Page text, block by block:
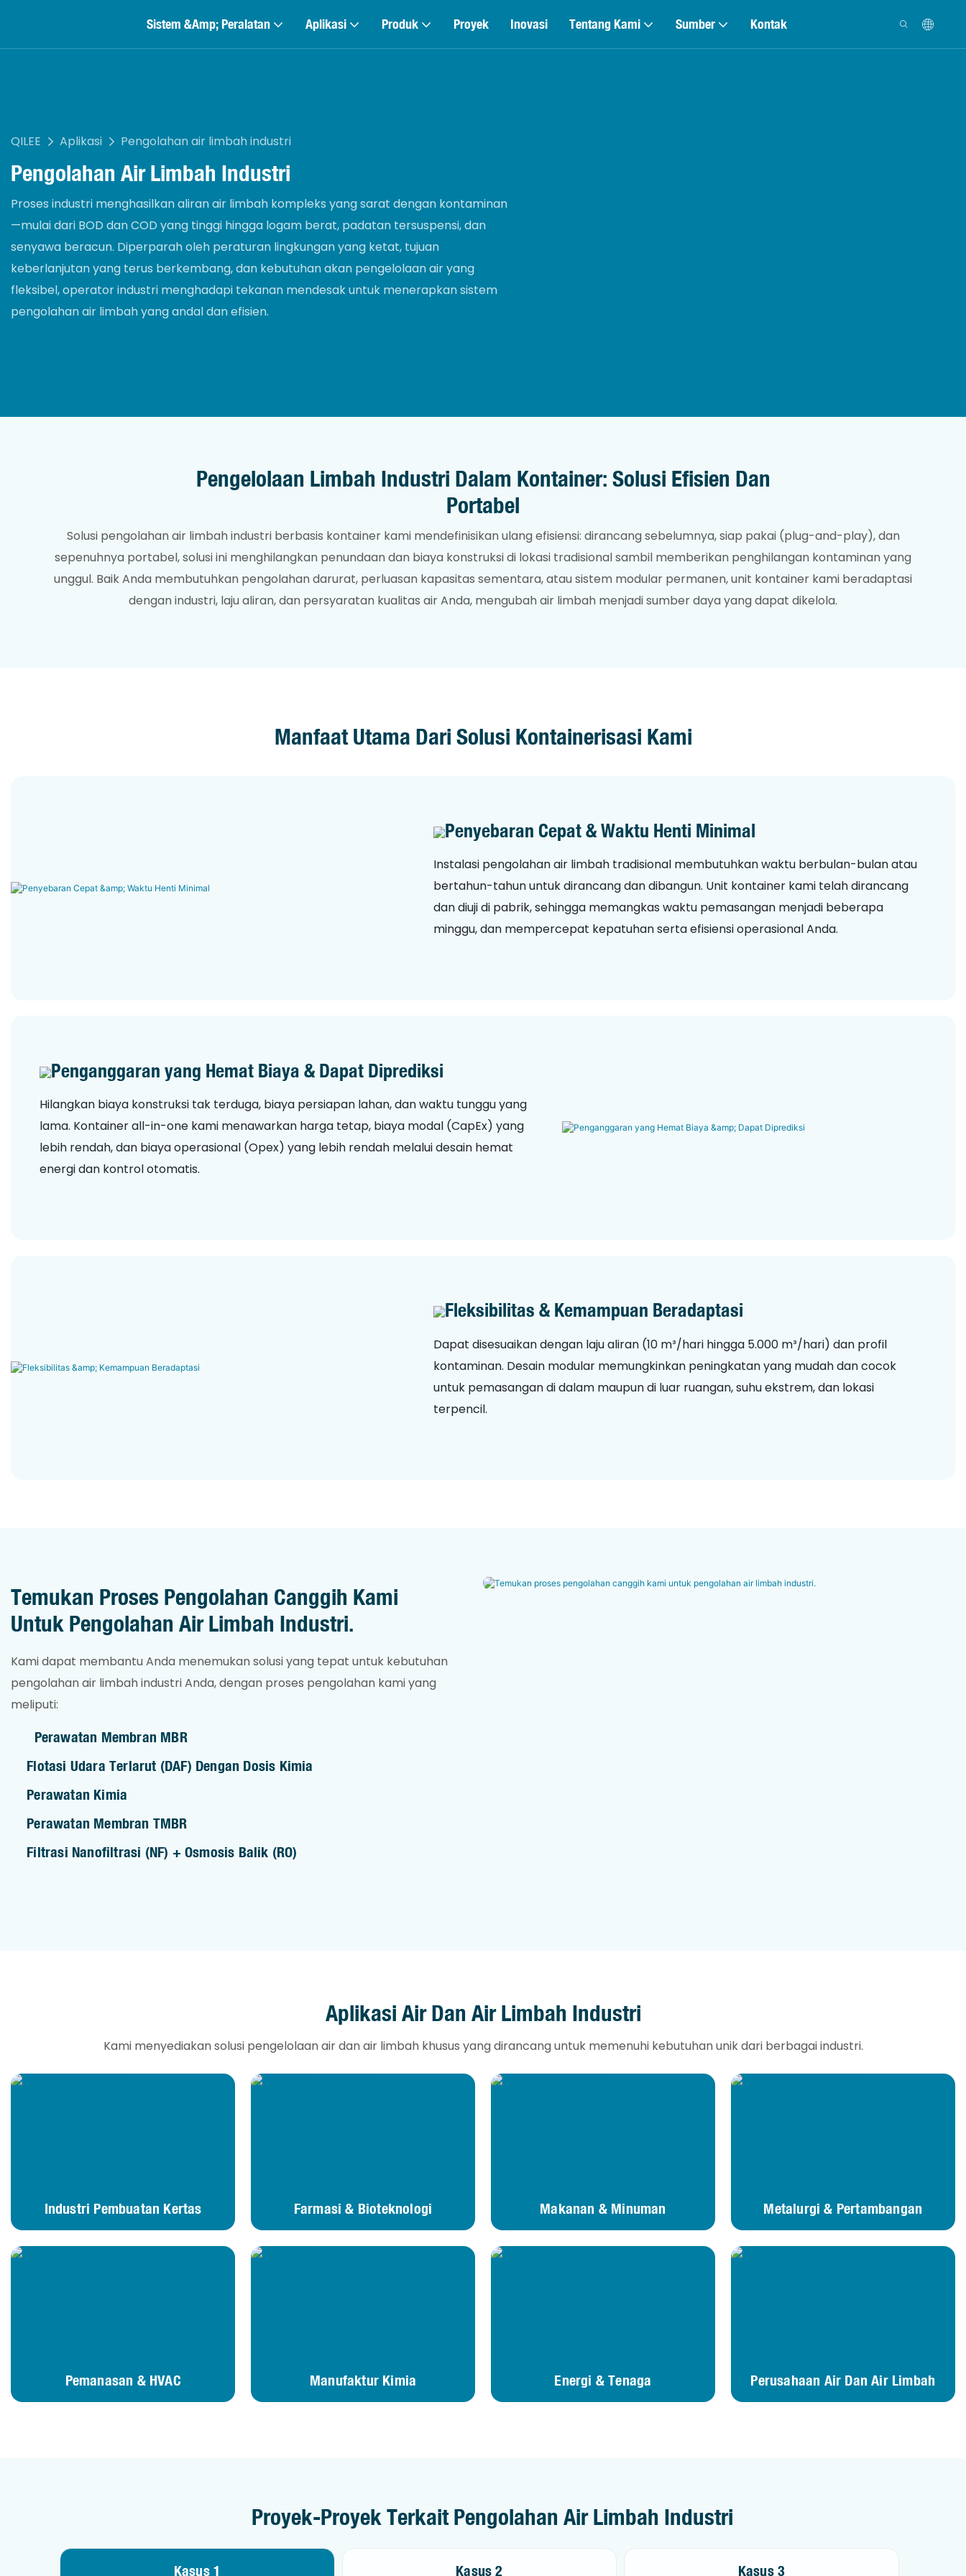
Sistem &amp; Peralatan Aplikasi Produk Proyek Inovasi Tentang Kami Sumber Kontak
QILEE Aplikasi Pengolahan air limbah industri
Pengolahan Air Limbah Industri
Proses industri menghasilkan aliran air limbah kompleks yang sarat dengan kontaminan
—mulai dari BOD dan COD yang tinggi hingga logam berat, padatan tersuspensi, dan
senyawa beracun. Diperparah oleh peraturan lingkungan yang ketat, tujuan
keberlanjutan yang terus berkembang, dan kebutuhan akan pengelolaan air yang
fleksibel, operator industri menghadapi tekanan mendesak untuk menerapkan sistem
pengolahan air limbah yang andal dan efisien.
Pengelolaan Limbah Industri Dalam Kontainer: Solusi Efisien Dan
Portabel
Solusi pengolahan air limbah industri berbasis kontainer kami mendefinisikan ulang efisiensi: dirancang sebelumnya, siap pakai (plug-and-play), dan
sepenuhnya portabel, solusi ini menghilangkan penundaan dan biaya konstruksi di lokasi tradisional sambil memberikan penghilangan kontaminan yang
unggul. Baik Anda membutuhkan pengolahan darurat, perluasan kapasitas sementara, atau sistem modular permanen, unit kontainer kami beradaptasi
dengan industri, laju aliran, dan persyaratan kualitas air Anda, mengubah air limbah menjadi sumber daya yang dapat dikelola.
Manfaat Utama Dari Solusi Kontainerisasi Kami
Penyebaran Cepat & Waktu Henti Minimal
Instalasi pengolahan air limbah tradisional membutuhkan waktu berbulan-bulan atau
bertahun-tahun untuk dirancang dan dibangun. Unit kontainer kami telah dirancang
dan diuji di pabrik, sehingga memangkas waktu pemasangan menjadi beberapa
minggu, dan mempercepat kepatuhan serta efisiensi operasional Anda.
Penganggaran yang Hemat Biaya & Dapat Diprediksi
Hilangkan biaya konstruksi tak terduga, biaya persiapan lahan, dan waktu tunggu yang
lama. Kontainer all-in-one kami menawarkan harga tetap, biaya modal (CapEx) yang
lebih rendah, dan biaya operasional (Opex) yang lebih rendah melalui desain hemat
energi dan kontrol otomatis.
Fleksibilitas & Kemampuan Beradaptasi
Dapat disesuaikan dengan laju aliran (10 m³/hari hingga 5.000 m³/hari) dan profil
kontaminan. Desain modular memungkinkan peningkatan yang mudah dan cocok
untuk pemasangan di dalam maupun di luar ruangan, suhu ekstrem, dan lokasi
terpencil.
Temukan Proses Pengolahan Canggih Kami
Untuk Pengolahan Air Limbah Industri.
Kami dapat membantu Anda menemukan solusi yang tepat untuk kebutuhan
pengolahan air limbah industri Anda, dengan proses pengolahan kami yang
meliputi:
Perawatan Membran MBR
Flotasi Udara Terlarut (DAF) Dengan Dosis Kimia
Perawatan Kimia
Perawatan Membran TMBR
Filtrasi Nanofiltrasi (NF) + Osmosis Balik (RO)
Aplikasi Air Dan Air Limbah Industri
Kami menyediakan solusi pengelolaan air dan air limbah khusus yang dirancang untuk memenuhi kebutuhan unik dari berbagai industri.
Industri Pembuatan Kertas Farmasi & Bioteknologi Makanan & Minuman Metalurgi & Pertambangan
Pemanasan & HVAC Manufaktur Kimia Energi & Tenaga Perusahaan Air Dan Air Limbah
Proyek-Proyek Terkait Pengolahan Air Limbah Industri
Kasus 1 Kasus 2 Kasus 3